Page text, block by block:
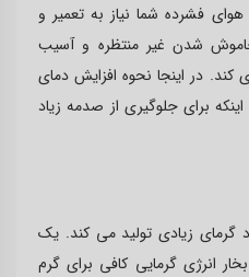
فشرده شما نیاز به تعمیر و
شدن غیر منتظره و آسیب
در اینجا نحوه افزایش دمای
برای جلوگیری از صدمه زیاد
زیادی تولید می کند. یک
بخار انرژی گرمایی کافی برای گرم